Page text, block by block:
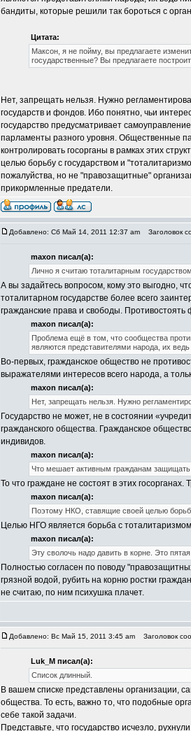
бандиты, которые решили так бороться с
Цитата:
Максон, я не пойму, вы предлагаете
государственные? Вы предлагаете
Нет, запрещать нельзя. Нужно
государств и фондов. Ибо понятно, чьи
государство предусматривает
парламенты разного уровня. Общественные
контролировать госорганы в рамках этих
целью борьбу с государством и
пожалуйства, но не "правозащитные"
прикормленные предатели.
Добавлено: Сб Май 14, 2011 12:37 am Заголовок
maxon писал(а):
Лично я считаю тоталитарным
А вы задайтесь вопросом, кому это выгодно,
тоталитарном государстве более всего
гражданские права и свободы.
maxon писал(а):
Проблема ещё в том, что сообщества
являются представителями народа, их
Во-первых, гражданское общество не
выражателями интересов всего народа, а
maxon писал(а):
Нет, запрещать нельзя. Нужно
Государство не может, не в состоянии
гражданского общества. Гражданское
индивидов.
maxon писал(а):
Что мешает активным гражданам защищать
То что граждане не состоят в этих
maxon писал(а):
Поэтому НКО, ставящие своей целью
Целью НГО является борьба с
maxon писал(а):
Эту сволочь надо давить в корне. Это
Полностью согласен по поводу
грязной водой, рубить на корню ростки
не считаю, по ним психушка плачет.
Добавлено: Вс Май 15, 2011 3:45 am Заголовок
Luk_M писал(а):
Список длинный.
В вашем списке представлены организации,
общества. То есть, важно то, что подобные
себе такой задачи.
Представьте, что государство исчезло,